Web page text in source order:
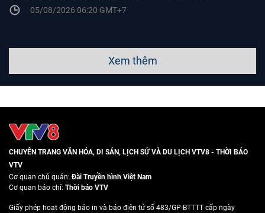
05/08/2026 06:20 GMT+7
Xem thêm
CHUYÊN TRANG VĂN HÓA, DI SẢN, LỊCH SỬ VÀ DU LỊCH VTV8 - THỜI BÁO
VTV
Cơ quan chủ quản:Đài Truyền hình Việt Nam
Cơ quan báo chí: Thời báo VTV
Giấy phép hoạt động báo in và báo điện tử số 483/GP-BTTTT cấp ngày